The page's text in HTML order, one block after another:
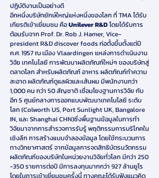
ปฏิบัติงานเป็นอย่างดี
อีกหนึ่งบริษัทยักษ์ใหญ่แห่งหนึ่งของโลก ที่ TMA ได้รับ
เกียรติเข้าเยี่ยมชม คือUnilever R&Dโดยได้รับการ
ต้อนรับจาก Prof. Dr. Rob J. Hamer, Vice-
president R&D discover foods ก่อตั้งขึ้นตั้งแต่ปี
ค.ศ. 1957 ณ เมือง Vlaardingen แหล่งการดำเนินงาน
วิจัย เทคโนโลยี การพัฒนาผลิตภัณฑ์ใหม่ๆ ของบริษัทสู่
ตลาดโลก สำหรับผลิตภัณฑ์ อาหาร ผลิตภัณฑ์ทำความ
สะอาด ผลิตภัณฑ์ดูแลผิวและเส้นผม มีพนักงานกว่า
1,000 คน กว่า 50 สัญชาติ เชื่อมโยงฐานการวิจัย กับ
อีก 5 ศูนย์กลางการออกแบบพัฒนาเทคโนโลยี ระดับ
โลก (Colworth US, Port Sunlight UK, Bangalore
IN, และ Shanghai CHN)ซึ่งพื้นฐานข้อมูลในการทำ
วิจัยมาจากการสำรวจการรับรู้ พฤติกรรมการบริโภคใน
เชิงลึก การสร้างแบบจำลองข้อมูล โดยใช้กระบวนการ
ทางวิทยาศาสตร์ จากข้อมูลการจดสิทธิบัตรนวัตกรรม
ผลิตภัณฑ์ของบริษัทในหน่วยงานวิจัยทั่วโลก มีกว่า 250
-350 รายการต่อปี มีการลงทุนมากกว่า 927 ล้านยูโร
โดยในการเข้าเยี่ยมชมครั้งนี้ ทางคณะได้รับฟังแนวคิด